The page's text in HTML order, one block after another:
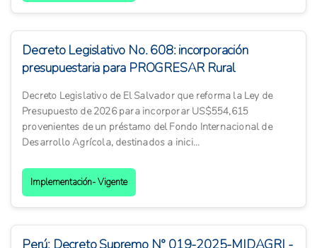
Decreto Legislativo No. 608: incorporación
presupuestaria para PROGRESAR Rural
Decreto Legislativo de El Salvador que reforma la Ley de
Presupuesto de 2026 para incorporar US$554,615
provenientes de un préstamo del Fondo Internacional de
Desarrollo Agrícola, destinados a inici...
Implementación- Vigente